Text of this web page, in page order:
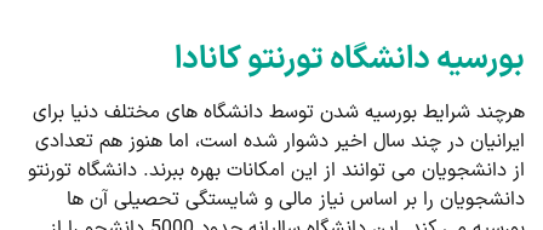
بورسیه دانشگاه تورنتو کانادا
هرچند شرایط بورسیه شدن توسط دانشگاه های مختلف دنیا برای
ایرانیان در چند سال اخیر دشوار شده است، اما هنوز هم تعدادی
از دانشجویان می توانند از این امکانات بهره ببرند. دانشگاه تورنتو
دانشجویان را بر اساس نیاز مالی و شایستگی تحصیلی آن ها